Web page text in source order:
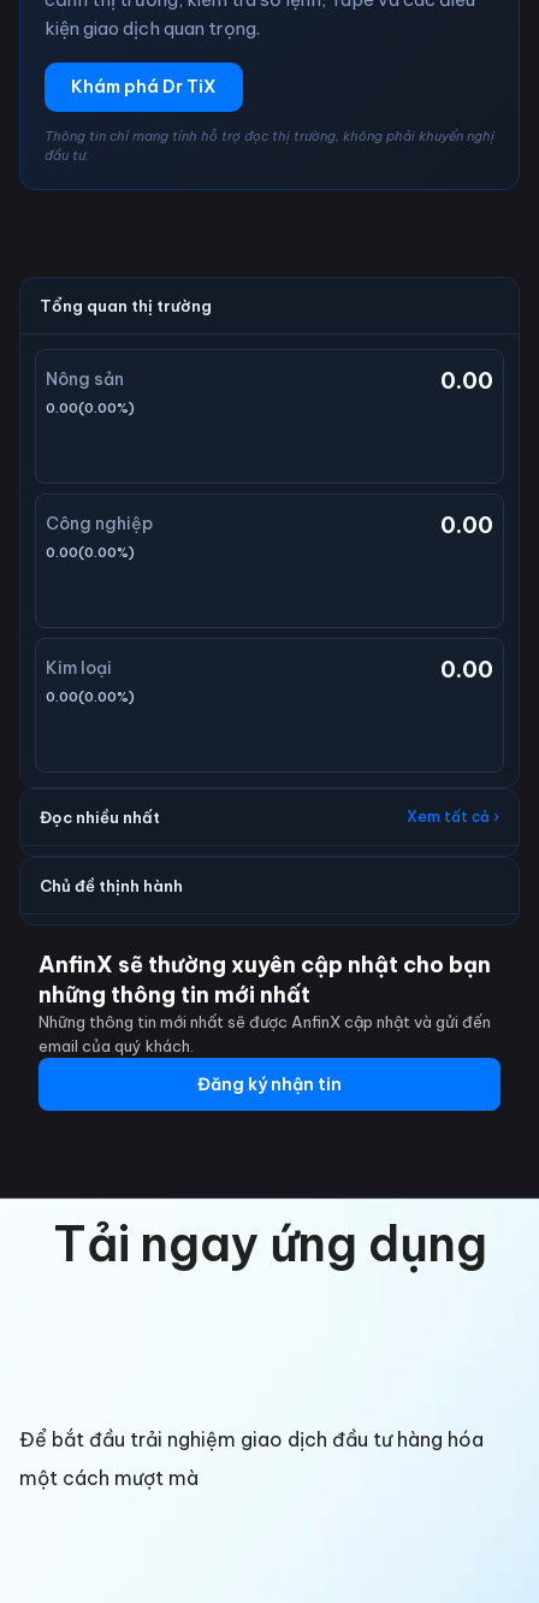
kiện giao dịch quan trọng.
Khám phá Dr TiX
Thông tin chỉ mang tính hỗ trợ đọc thị trường, không phải khuyến nghị
đầu tư.
Tổng quan thị trường
Nông sản 0.00
0.00(0.00%)
Công nghiệp 0.00
0.00(0.00%)
Kim loại 0.00
0.00(0.00%)
Đọc nhiều nhất Xem tất cả ›
Chủ đề thịnh hành
AnfinX sẽ thường xuyên cập nhật cho bạn
những thông tin mới nhất
Những thông tin mới nhất sẽ được AnfinX cập nhật và gửi đến
email của quý khách.
Đăng ký nhận tin
Tải ngay ứng dụng
Để bắt đầu trải nghiệm giao dịch đầu tư hàng hóa
một cách mượt mà